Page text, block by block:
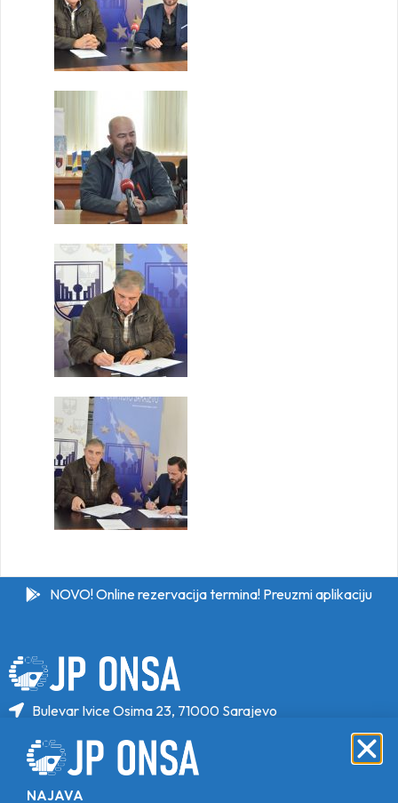
NOVO! Online rezervacija termina! Preuzmi aplikaciju
Bulevar Ivice Osima 23, 71000 Sarajevo
+387 33 646 471
info@jponsa.ba
NAJAVA